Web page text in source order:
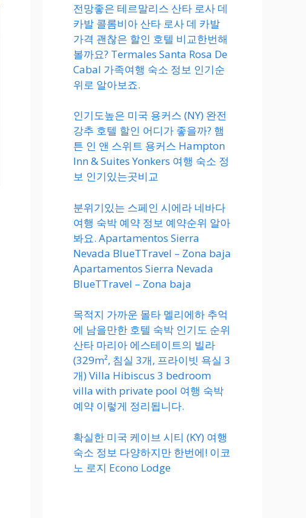
전망좋은 테르말리스 산타 로사 데
카발 콜롬비아 산타 로사 데 카발
가격 괜찮은 할인 호텔 비교한번해
볼까요? Termales Santa Rosa De
Cabal 가족여행 숙소 정보 인기순
위로 알아보죠.
인기도높은 미국 용커스 (NY) 완전
강추 호텔 할인 어디가 좋을까? 햄
튼 인 앤 스위트 용커스 Hampton
Inn & Suites Yonkers 여행 숙소 정
보 인기있는곳비교
분위기있는 스페인 시에라 네바다
여행 숙박 예약 정보 예약순위 알아
봐요. Apartamentos Sierra
Nevada BlueTTravel – Zona baja
Apartamentos Sierra Nevada
BlueTTravel – Zona baja
목적지 가까운 몰타 멜리에하 추억
에 남을만한 호텔 숙박 인기도 순위
산타 마리아 에스테이트의 빌라
(329m², 침실 3개, 프라이빗 욕실 3
개) Villa Hibiscus 3 bedroom
villa with private pool 여행 숙박
예약 이렇게 정리됩니다.
확실한 미국 케이브 시티 (KY) 여행
숙소 정보 다양하지만 한번에! 이코
노 로지 Econo Lodge